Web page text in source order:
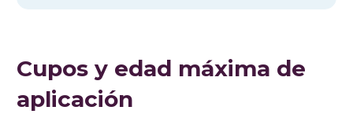
Cupos y edad máxima de
aplicación